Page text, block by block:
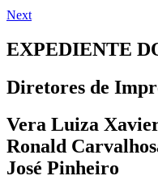
Next
EXPEDIENTE
Diretores de
Vera Luiza
Ronald
José Pinheiro